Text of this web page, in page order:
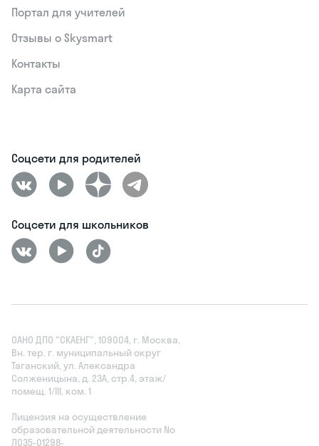
Портал для учителей
Отзывы о Skysmart
Контакты
Карта сайта
Соцсети для родителей
Соцсети для школьников
ОАНО ДПО "СКАЕНГ", 109004, г. Москва,
Вн. тер. г. муниципальный округ
Таганский, ул. Александра
Солженицына, д. 23А, стр.4, этаж/
помещ. 1/III, ком. 1
Лицензия на осуществление
образовательной деятельности No
Л035‑01298-